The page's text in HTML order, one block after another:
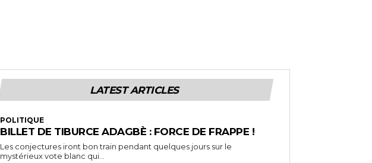
LATEST ARTICLES
POLITIQUE
BILLET DE TIBURCE ADAGBÈ : FORCE DE FRAPPE !
Les conjectures iront bon train pendant quelques jours sur le
mystérieux vote blanc qui...